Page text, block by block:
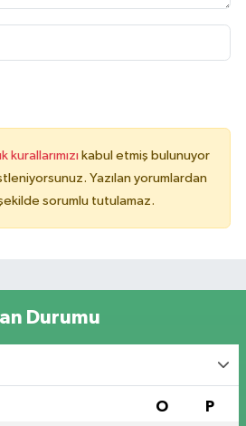
kurallarımızı kabul etmiş bulunuyor
Yazılan yorumlardan
sorumlu tutulamaz.
Durumu
O P